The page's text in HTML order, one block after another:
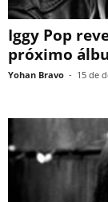
Iggy Pop
próximo
Yohan Bravo - 15 de